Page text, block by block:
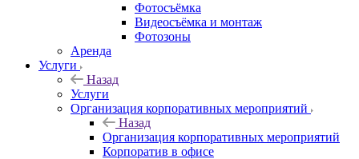
Фотосъёмка
Видеосъёмка и монтаж
Фотозоны
Аренда
Услуги
Назад
Услуги
Организация корпоративных мероприятий
Назад
Организация корпоративных мероприятий
Корпоратив в офисе